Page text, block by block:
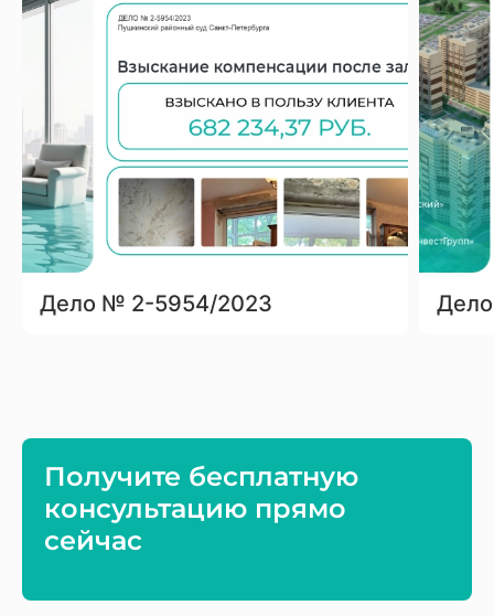
Дело № 2-5954/2023
Получите бесплатную
консультацию прямо
сейчас